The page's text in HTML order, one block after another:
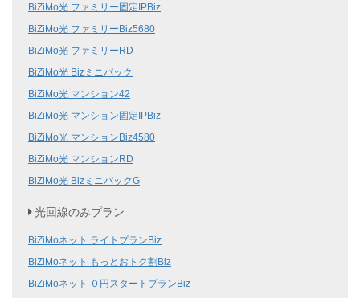
BiZiMo光 ファミリー固定IPBiz
BiZiMo光 ファミリーBiz5680
BiZiMo光 ファミリーRD
BiZiMo光 Bizミニパック
BiZiMo光 マンション42
BiZiMo光 マンション固定IPBiz
BiZiMo光 マンションBiz4580
BiZiMo光 マンションRD
BiZiMo光 BizミニパックG
光回線のみプラン
BiZiMoネット ライトプランBiz
BiZiMoネット もっとおトク割Biz
BiZiMoネット ０円スタートプランBiz